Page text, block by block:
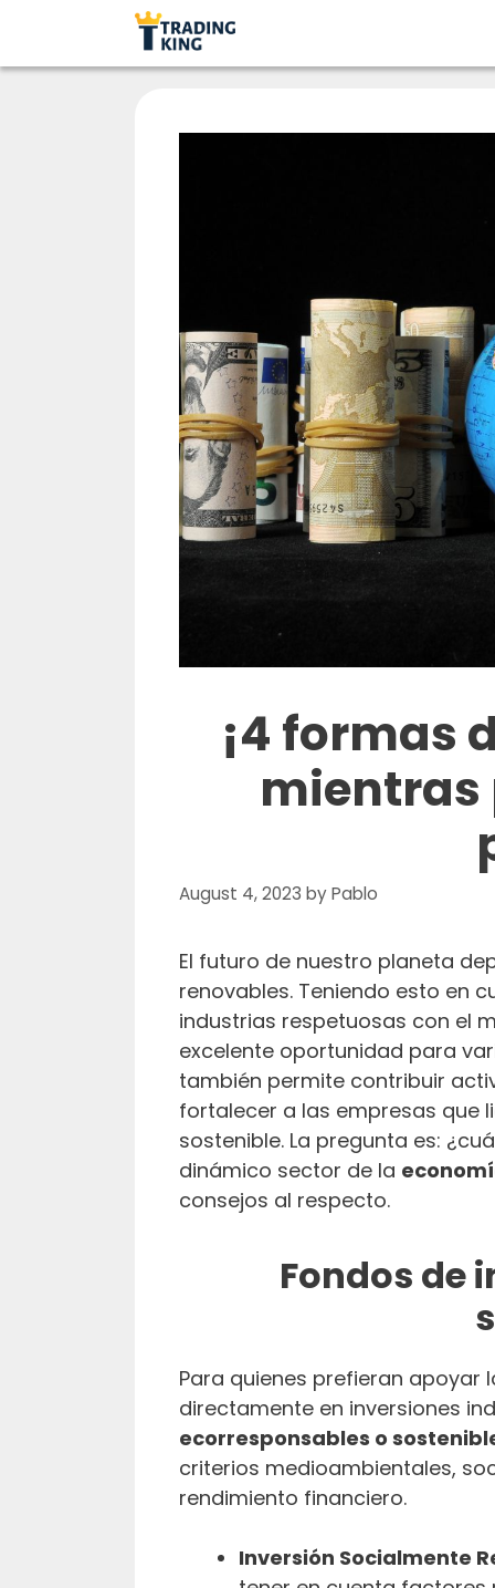
¡4 formas
mientras
August 4, 2023 byPablo
El futuro de nuestro planeta
renovables. Teniendo esto en
industrias respetuosas con el
excelente oportunidad para
también permite contribuir
fortalecer a las empresas que
sostenible. La pregunta es:
dinámico sector de la
consejos al respecto.
Fondos de
Para quienes prefieran apoyar
directamente en inversiones
ecorresponsables o
criterios medioambientales,
rendimiento financiero.
Inversión Socialmente